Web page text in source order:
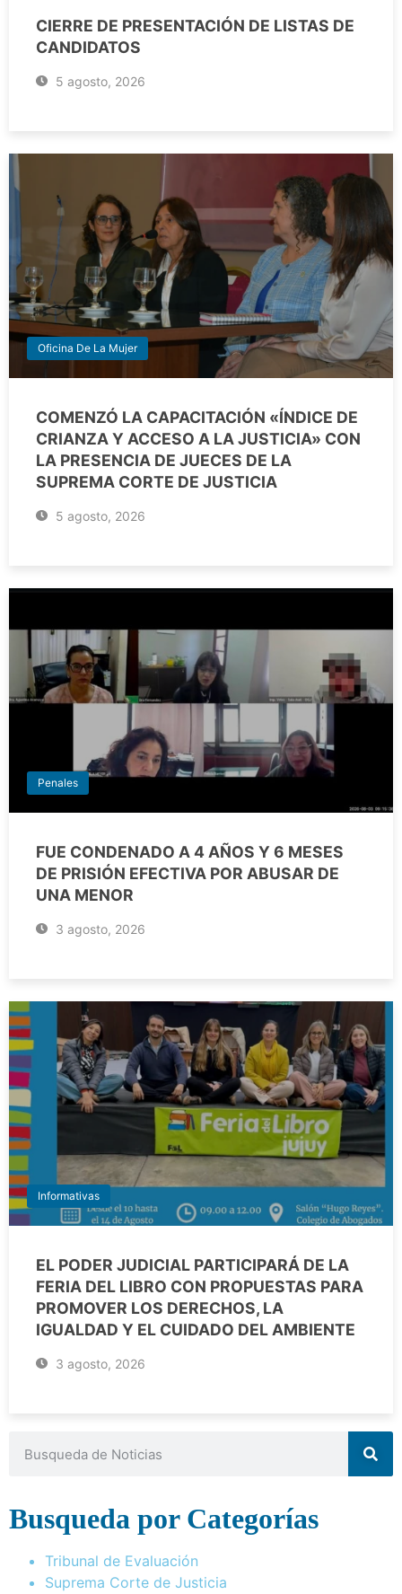
CIERRE DE PRESENTACIÓN DE LISTAS DE
CANDIDATOS
5 agosto, 2026
Oficina De La Mujer
COMENZÓ LA CAPACITACIÓN «ÍNDICE DE
CRIANZA Y ACCESO A LA JUSTICIA» CON
LA PRESENCIA DE JUECES DE LA
SUPREMA CORTE DE JUSTICIA
5 agosto, 2026
Penales
FUE CONDENADO A 4 AÑOS Y 6 MESES
DE PRISIÓN EFECTIVA POR ABUSAR DE
UNA MENOR
3 agosto, 2026
Informativas
EL PODER JUDICIAL PARTICIPARÁ DE LA
FERIA DEL LIBRO CON PROPUESTAS PARA
PROMOVER LOS DERECHOS, LA
IGUALDAD Y EL CUIDADO DEL AMBIENTE
3 agosto, 2026
Busqueda por Categorías
Tribunal de Evaluación
Suprema Corte de Justicia